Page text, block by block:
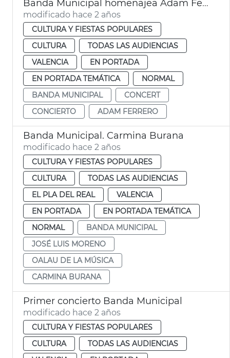
Banda Municipal homenajea Adam Ferrero
modificado hace 2 años
CULTURA Y FIESTAS POPULARES
CULTURA
TODAS LAS AUDIENCIAS
VALENCIA
EN PORTADA
EN PORTADA TEMÁTICA
NORMAL
BANDA MUNICIPAL
CONCERT
CONCIERTO
ADAM FERRERO
Banda Municipal. Carmina Burana
modificado hace 2 años
CULTURA Y FIESTAS POPULARES
CULTURA
TODAS LAS AUDIENCIAS
EL PLA DEL REAL
VALENCIA
EN PORTADA
EN PORTADA TEMÁTICA
NORMAL
BANDA MUNICIPAL
JOSÉ LUIS MORENO
OALAU DE LA MÚSICA
CARMINA BURANA
Primer concierto Banda Municipal
modificado hace 2 años
CULTURA Y FIESTAS POPULARES
CULTURA
TODAS LAS AUDIENCIAS